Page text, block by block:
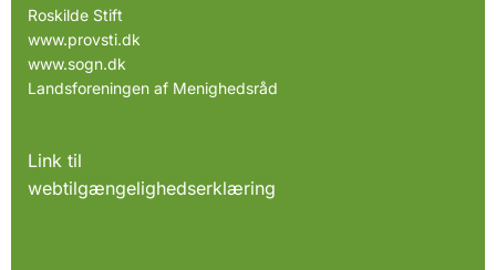
Roskilde Stift
www.provsti.dk
www.sogn.dk
Landsforeningen af Menighedsråd
Link til
webtilgængelighedserklæring